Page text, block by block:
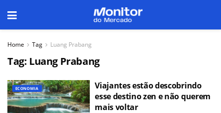
Home Tag Luang Prabang
Tag: Luang Prabang
ECONOMIA
Viajantes estão descobrindo
esse destino zen e não querem
mais voltar